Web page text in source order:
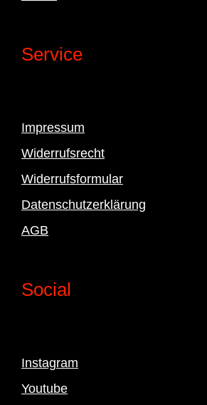
Service
Impressum
Widerrufsrecht
Widerrufsformular
Datenschutzerklärung
AGB
Social
Instagram
Youtube